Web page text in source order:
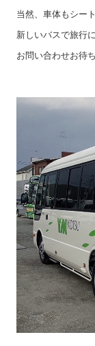
当然、車体もシ
新しいバスで旅行
お問い合わせお待